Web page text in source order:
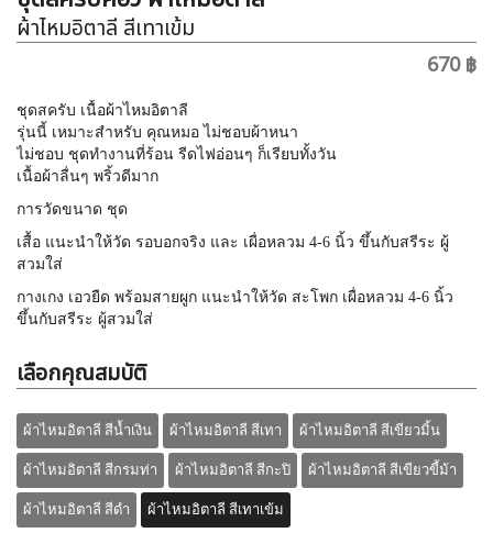
ผ้าไหมอิตาลี สีเทาเข้ม
670 ฿
ชุดสครับ เนื้อผ้าไหมอิตาลี
รุ่นนี้ เหมาะสำหรับ คุณหมอ ไม่ชอบผ้าหนา
ไม่ชอบ ชุดทำงานที่ร้อน รีดไฟอ่อนๆ ก็เรียบทั้งวัน
เนื้อผ้าลื่นๆ พริ้วดีมาก
การวัดขนาด ชุด
เสื้อ แนะนำให้วัด รอบอกจริง และ เผื่อหลวม 4-6 นิ้ว ขึ้นกับสรีระ ผู้
สวมใส่
กางเกง เอวยืด พร้อมสายผูก แนะนำให้วัด สะโพก เผื่อหลวม 4-6 นิ้ว
ขึ้นกับสรีระ ผู้สวมใส่
เลือกคุณสมบัติ
ผ้าไหมอิตาลี สีน้ำเงิน ผ้าไหมอิตาลี สีเทา ผ้าไหมอิตาลี สีเขียวมิ้น
ผ้าไหมอิตาลี สีกรมท่า ผ้าไหมอิตาลี สีกะปิ ผ้าไหมอิตาลี สีเขียวขี้ม้า
ผ้าไหมอิตาลี สีดำ ผ้าไหมอิตาลี สีเทาเข้ม